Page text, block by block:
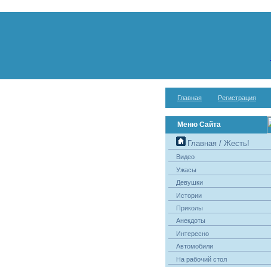
Главная Регистрация
Меню Сайта
Главная / Жесть!
Видео
Ужасы
Девушки
Истории
Приколы
Анекдоты
Интересно
Автомобили
На рабочий стол